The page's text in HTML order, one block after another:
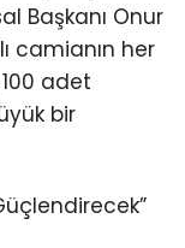
Başkanı Onur
camianın her
adet
bir